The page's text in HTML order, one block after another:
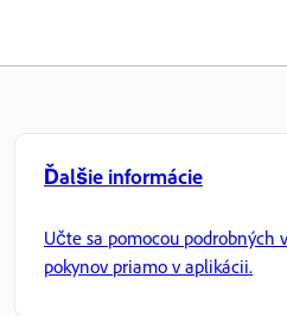
Ďalšie informácie
Učte sa pomocou podrobných
pokynov priamo v aplikácii.